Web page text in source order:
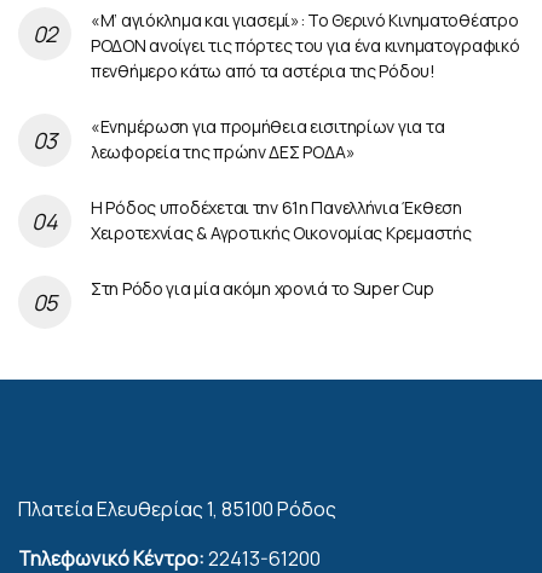
«Μ’ αγιόκλημα και γιασεμί»: Το Θερινό Κινηματοθέατρο
ΡΟΔΟΝ ανοίγει τις πόρτες του για ένα κινηματογραφικό
πενθήμερο κάτω από τα αστέρια της Ρόδου!
«Ενημέρωση για προμήθεια εισιτηρίων για τα
λεωφορεία της πρώην ΔΕΣ ΡΟΔΑ»
Η Ρόδος υποδέχεται την 61η Πανελλήνια Έκθεση
Χειροτεχνίας & Αγροτικής Οικονομίας Κρεμαστής
Στη Ρόδο για μία ακόμη χρονιά το Super Cup
Πλατεία Ελευθερίας 1, 85100 Ρόδος
Τηλεφωνικό Κέντρο:22413-61200